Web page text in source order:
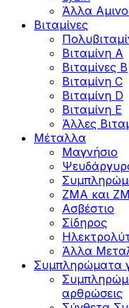
Άλλα
Βιταμίνες
Βιταμίνη Α
Βιταμίνες Β
Βιταμίνη C
Βιταμίνη D
Βιταμίνη Ε
Άλλες
Μέταλλα
Μαγνήσιο
ZMA και
Ασβέστιο
Σίδηρος
Άλλα
Συμπληρώματα
αρθρώσεις